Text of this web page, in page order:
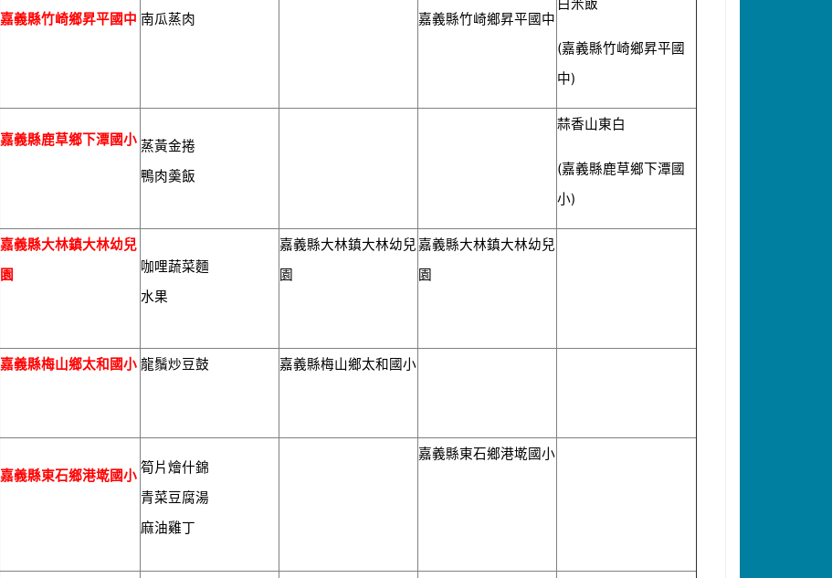
嘉義縣竹崎鄉昇平國中 南瓜蒸肉 嘉義縣竹崎鄉昇平國中
白米飯
(嘉義縣竹崎鄉昇平國
中)
嘉義縣鹿草鄉下潭國小 蒸黃金捲
鴨肉羮飯
蒜香山東白
(嘉義縣鹿草鄉下潭國
小)
嘉義縣大林鎮大林幼兒
園
咖哩蔬菜麵
水果
嘉義縣大林鎮大林幼兒
園
嘉義縣大林鎮大林幼兒
園
嘉義縣梅山鄉太和國小 龍鬚炒豆鼓 嘉義縣梅山鄉太和國小
嘉義縣東石鄉港墘國小
筍片燴什錦
青菜豆腐湯
麻油雞丁
嘉義縣東石鄉港墘國小